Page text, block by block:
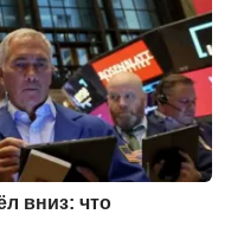
вниз: что